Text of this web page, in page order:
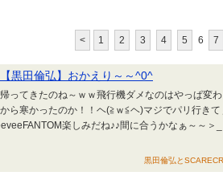
< 1 2 3 4 5 6 7
黒田倫弘】おかえり～～^0^
ってきたのね～ｗｗ飛行機ダメなのはやっぱ変
ら寒かったのか！！ヘ(≧ｗ≦ヘ)マジでパリ行き
楽しみだね♪♪間に合うかなぁ～～
黒田倫弘と